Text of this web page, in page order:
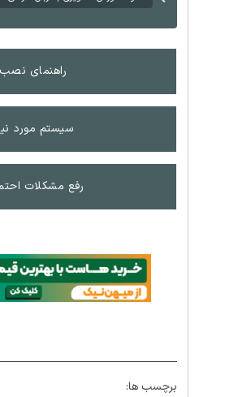
راهنمای نصب
سیستم مورد
رفع مشکلات
برچسب ها: